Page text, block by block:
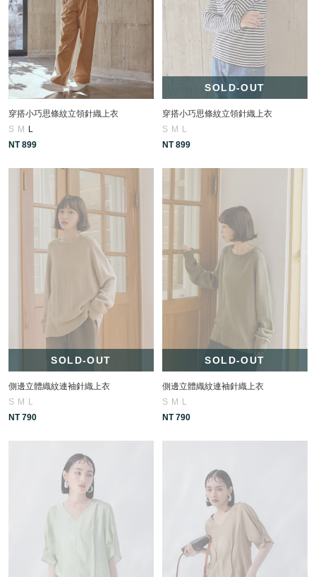
穿搭小巧思條紋立領針織上衣
S M L
NT 899
SOLD-OUT
穿搭小巧思條紋立領針織上衣
S M L
NT 899
SOLD-OUT
側邊立體織紋連袖針織上衣
S M
L
NT 790
SOLD-OUT
側邊立體織紋連袖針織上衣
S M
L
NT 790